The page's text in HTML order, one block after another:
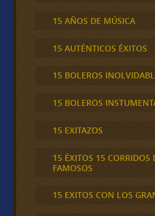
15 AÑOS DE MÚSICA
15 AUTÉNTICOS ÉXITOS
15 BOLEROS
15 BOLEROS
15 EXITAZOS
15 ÉXITOS 15 CORRIDOS
FAMOSOS
15 EXITOS CON LOS